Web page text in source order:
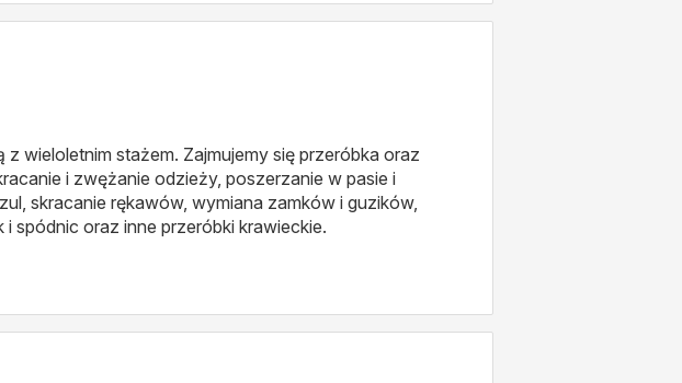
wieloletnim stażem. Zajmujemy się przeróbka oraz
i zwężanie odzieży, poszerzanie w pasie i
skracanie rękawów, wymiana zamków i guzików,
spódnic oraz inne przeróbki krawieckie.